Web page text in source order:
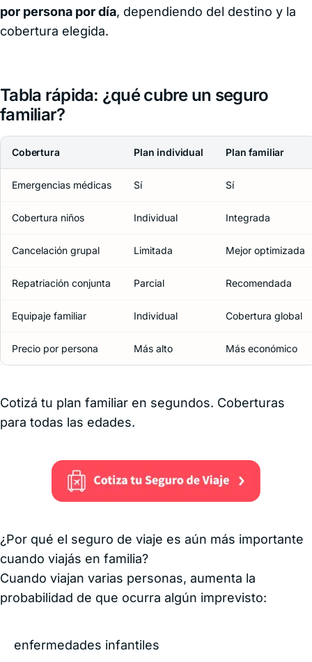
por persona por día, dependiendo del destino y la
cobertura elegida.
Tabla rápida: ¿qué cubre un seguro
familiar?
Cobertura Plan individual Plan familiar
Emergencias médicas Sí Sí
Cobertura niños Individual Integrada
Cancelación grupal Limitada Mejor optimizada
Repatriación conjunta Parcial Recomendada
Equipaje familiar Individual Cobertura global
Precio por persona Más alto Más económico
Cotizá tu plan familiar en segundos. Coberturas
para todas las edades.
¿Por qué el seguro de viaje es aún más importante
cuando viajás en familia?
Cuando viajan varias personas, aumenta la
probabilidad de que ocurra algún imprevisto:
enfermedades infantiles